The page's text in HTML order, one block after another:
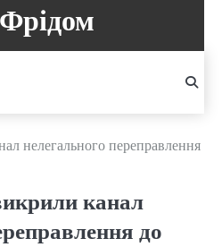
нелегального переправлення
канал
до